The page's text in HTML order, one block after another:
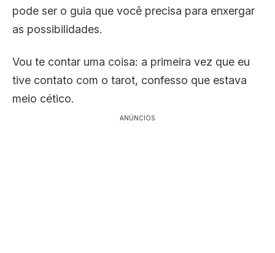
pode ser o guia que você precisa para enxergar
as possibilidades.
Vou te contar uma coisa: a primeira vez que eu
tive contato com o tarot, confesso que estava
meio cético.
ANÚNCIOS